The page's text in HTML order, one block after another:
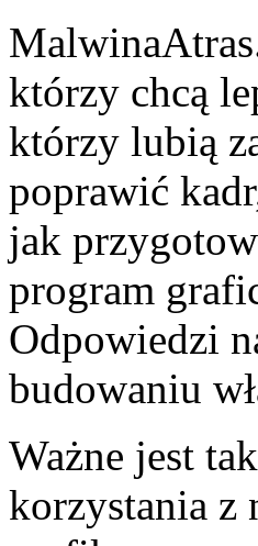
którzy chcą
którzy lubią
poprawić
jak
program
Odpowiedzi
budowaniu
Ważne jest
korzystania z